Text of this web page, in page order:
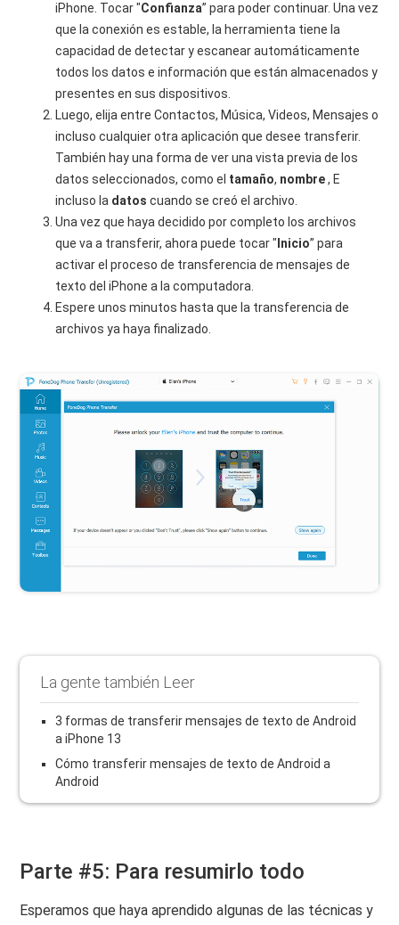
iPhone. Tocar "Confianza” para poder continuar. Una vez
que la conexión es estable, la herramienta tiene la
capacidad de detectar y escanear automáticamente
todos los datos e información que están almacenados y
presentes en sus dispositivos.
Luego, elija entre Contactos, Música, Videos, Mensajes o
incluso cualquier otra aplicación que desee transferir.
También hay una forma de ver una vista previa de los
datos seleccionados, como el tamaño, nombre, E
incluso la datoscuando se creó el archivo.
Una vez que haya decidido por completo los archivos
que va a transferir, ahora puede tocar " Inicio” para
activar el proceso de transferencia de mensajes de
texto del iPhone a la computadora.
Espere unos minutos hasta que la transferencia de
archivos ya haya finalizado.
La gente también Leer
3 formas de transferir mensajes de texto de Android
a iPhone 13
Cómo transferir mensajes de texto de Android a
Android
Parte #5: Para resumirlo todo
Esperamos que haya aprendido algunas de las técnicas y